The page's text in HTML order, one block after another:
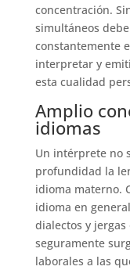
concentración.
simultáneos
constantemente
interpretar y
esta cualidad
Amplio
idiomas
Un intérprete no
profundidad la
idioma materno.
idioma en
dialectos y
seguramente
laborales a las